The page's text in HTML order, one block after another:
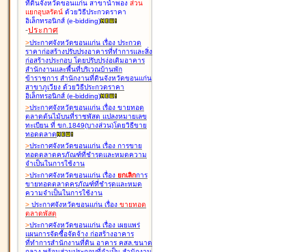
ที่ดินจังหวัดขอนแก่น สาขาน้ำพอง ส่วน
แยกอุบลรัตน์ ด้วยวิธีประกวดราคา
อิเล็กทรอนิกส์ (e-bidding)
-ประกาศ
>ประกาศจังหวัดขอนแก่น เรื่อง ประกวด
ราคาก่อสร้างปรับปรุงอาคารที่ทำการและสิ่ง
ก่อสร้างประกอบ โดยปรับปรุง่อเติมอาคาร
สำนักงานและพื้นที่บริเวณบ้านพัก
ข้าราชการ สำนักงานที่ดินจังหวัดขอนแก่น
สาขาภูเวียง ด้วยวิธีประกวดราคา
อิเล็กทรอนิกส์ (e-bidding)
>ประกาศจังหวัดขอนแก่น เรื่อง ขายทอด
ตลาดต้นไม้บนที่ราชพัสดุ แปลงหมายเลข
ทะเบียน ที่ ขก.1849(บางส่วน)โดยวิธีขาย
ทอดตลาด
>ประกาศจังหวัดขอนแก่น เรื่อง การขาย
ทอดตลาดครุภัณฑ์ที่ชำรุดและหมดความ
จำเป็นในการใช้งาน
>ประกาศจังหวัดขอนแก่น เรื่อง ยกเลิกการ
ขายทอดตลาดครุภัณฑ์ที่ชำรุดและหมด
ความจำเป็นในการใช้งาน
> ประกาศจังหวัดขอนแก่น เรื่อง ขายทอด
ตลาดพัสดุ
>ประกาศจังหวัดขอนแก่น เรื่อง เผยแพร่
แผนการจัดซื้อจัดจ้าง ก่อสร้างอาคาร
ที่ทำการสำนักงานที่ดิน อาคาร คสล.ขนาด